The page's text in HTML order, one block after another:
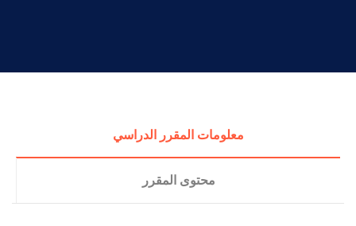
معلومات المقرر الدراسي
محتوى المقرر